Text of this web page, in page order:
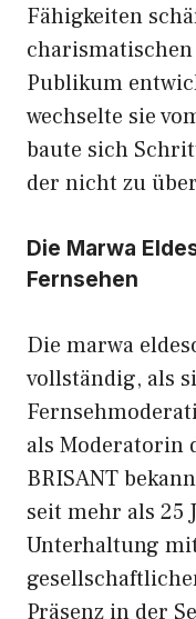
Fähigkeiten
Publikum
wechselte sie
baute sich
der nicht zu
Die Marwa
Fernsehen
Die marwa
vollständig, als
als Moderatorin
BRISANT
seit mehr als 25
Unterhaltung
Präsenz in der